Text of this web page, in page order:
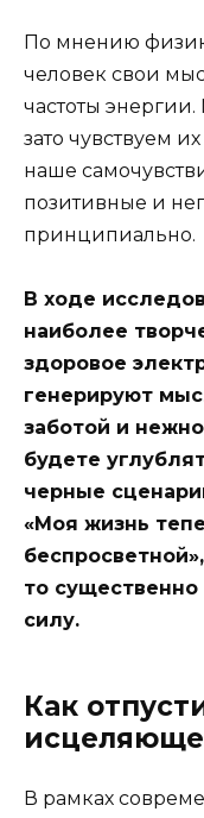
По мнению
человек свои
частоты
зато чувствуем
наше
позитивные и
принципиально.
В ходе
наиболее
здоровое
генерируют
заботой и
будете
черные
«Моя жизнь
то
силу.
Как
В рамках